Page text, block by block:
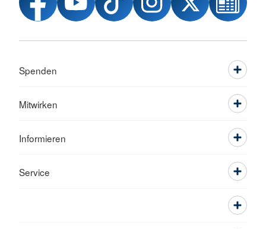
Spenden
Mitwirken
Informieren
Service